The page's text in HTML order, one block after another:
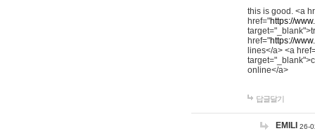
this is good. <a
href="https://
href="https://
lines</a> <a
online</a>
답글달기
EMILI 26-